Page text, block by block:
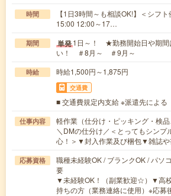
時間
【1日3時間～も相談OK!】＜シフ
15:00 12:00～17…
期間 単発1日～！ ★勤務開始日や期間
い！ ＃8月～ ＃9月～
時給 時給1,500円～1,875円
交通費
■ 交通費規定内支給 ※派遣先による
仕事内容
軽作業（仕分け・ピッキング・検品
＼DMの仕分け／＜とってもシンプ
心！＞▼封入作業及び梱包▼雑誌
応募資格
職種未経験OK / ブランクOK / パソ
要
▼未経験OK！（副業歓迎☆）▼高
持ちの方（業務連絡に使用）※応